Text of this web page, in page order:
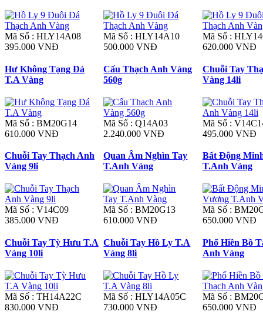
Mã Số : HLY14A08
395.000 VNĐ
Mã Số : HLY14A10
500.000 VNĐ
Mã Số :
620.000 VNĐ
Hư Không Tạng Đá
T.A Vàng
Mã Số : BM20G14
610.000 VNĐ
Cấu Thạch Anh Vàng
560g
Mã Số : Q14A03
2.240.000 VNĐ
Chuỗi Tay
Vàng 14li
Mã Số :
495.000 VNĐ
Chuỗi Tay Thạch Anh
Vàng 9li
Mã Số : V14C09
385.000 VNĐ
Quan Âm Nghìn Tay
T.Anh Vàng
Mã Số : BM20G13
610.000 VNĐ
Bất Động
T.Anh Vàng
Mã Số :
650.000 VNĐ
Chuỗi Tay Tỳ Hưu T.A
Vàng 10li
Mã Số : TH14A22C
830.000 VNĐ
Chuỗi Tay Hồ Ly T.A
Vàng 8li
Mã Số : HLY14A05C
730.000 VNĐ
Phổ Hiền Bồ
Anh Vàng
Mã Số :
650.000 VNĐ